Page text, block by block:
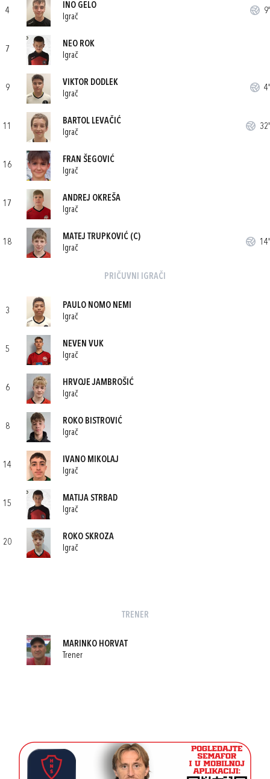
4
INO GELO
Igrač
9'
7
NEO ROK
Igrač
9
VIKTOR DODLEK
Igrač
4'
11
BARTOL LEVAČIĆ
Igrač
32'
16
FRAN ŠEGOVIĆ
Igrač
17
ANDREJ OKREŠA
Igrač
18
MATEJ TRUPKOVIĆ (C)
Igrač
14'
PRIČUVNI IGRAČI
3
PAULO NOMO NEMI
Igrač
5
NEVEN VUK
Igrač
6
HRVOJE JAMBROŠIĆ
Igrač
8
ROKO BISTROVIĆ
Igrač
14
IVANO MIKOLAJ
Igrač
15
MATIJA STRBAD
Igrač
20
ROKO SKROZA
Igrač
TRENER
MARINKO HORVAT
Trener